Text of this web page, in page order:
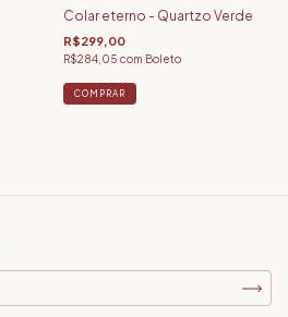
Colar eterno - Quartzo Verde
R$299,00
R$284,05 com Boleto
COMPRAR